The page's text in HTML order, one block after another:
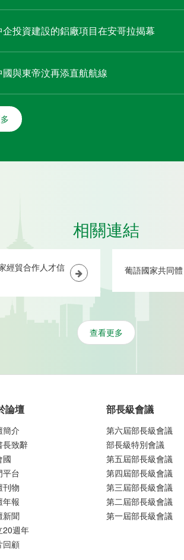
企投資建設的鋁廠項目在安哥拉揭幕
國與東帝汶再添直航航線
相關連結
經貿合作人才信
葡語國家共同體
查看更多
論壇
簡介
長致辭
國
平台
刊物
年報
新聞
20週年
回顧
部長級會議
第六屆部長級會議
部長級特別會議
第五屆部長級會議
第四屆部長級會議
第三屆部長級會議
第二屆部長級會議
第一屆部長級會議